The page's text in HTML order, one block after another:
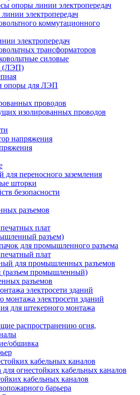
опоры линии электропередач
электропередач
коммутационного
электропередач
трансформаторов
силовые
(ЛЭП)
опоры для ЛЭП
проводов
изолированных проводов
напряжения
переносного заземления
шторки
безопасности
разъемов
плат
разъем)
для промышленного разъема
плат
для промышленных разъемов
(разъем промышленный)
разъемов
электросети зданий
монтажа электросети зданий
для штекерного монтажа
распространению огня,
обшивка
кабельных каналов
огнестойких кабельных каналов
кабельных каналов
барьера